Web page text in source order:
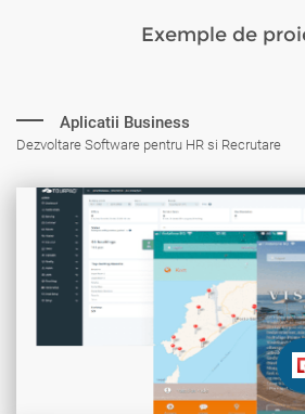
Exemple de
Aplicatii Business
Dezvoltare Software pentru HR si Recrutare